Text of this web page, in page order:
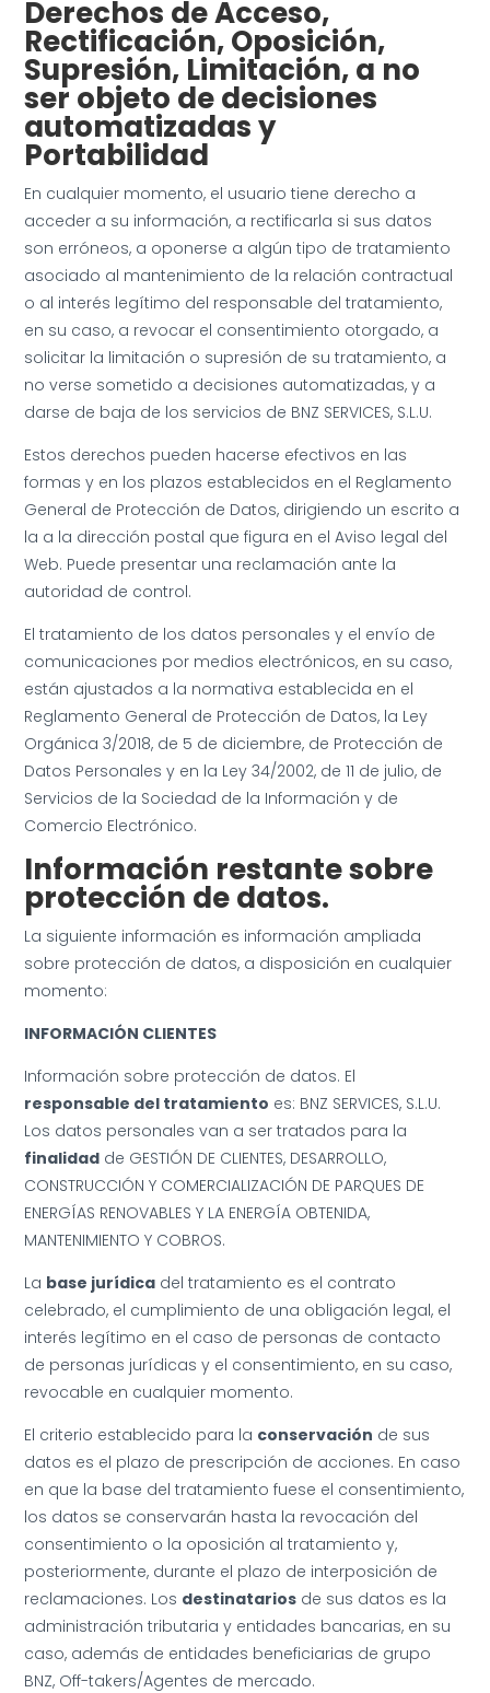
Derechos de Acceso,
Rectificación, Oposición,
Supresión, Limitación, a no
ser objeto de decisiones
automatizadas y
Portabilidad
En cualquier momento, el usuario tiene derecho a
acceder a su información, a rectificarla si sus datos
son erróneos, a oponerse a algún tipo de tratamiento
asociado al mantenimiento de la relación contractual
o al interés legítimo del responsable del tratamiento,
en su caso, a revocar el consentimiento otorgado, a
solicitar la limitación o supresión de su tratamiento, a
no verse sometido a decisiones automatizadas, y a
darse de baja de los servicios de BNZ SERVICES, S.L.U.
Estos derechos pueden hacerse efectivos en las
formas y en los plazos establecidos en el Reglamento
General de Protección de Datos, dirigiendo un escrito a
la a la dirección postal que figura en el Aviso legal del
Web. Puede presentar una reclamación ante la
autoridad de control.
El tratamiento de los datos personales y el envío de
comunicaciones por medios electrónicos, en su caso,
están ajustados a la normativa establecida en el
Reglamento General de Protección de Datos, la Ley
Orgánica 3/2018, de 5 de diciembre, de Protección de
Datos Personales y en la Ley 34/2002, de 11 de julio, de
Servicios de la Sociedad de la Información y de
Comercio Electrónico.
Información restantesobre
protección de datos.
La siguiente información es información ampliada
sobre protección de datos, a disposición en cualquier
momento:
INFORMACIÓN CLIENTES
Información sobre protección de datos. El
responsable del tratamiento es: BNZ SERVICES, S.L.U.
Los datos personales van a ser tratados para la
finalidad de GESTIÓN DE CLIENTES, DESARROLLO,
CONSTRUCCIÓN Y COMERCIALIZACIÓN DE PARQUES DE
ENERGÍAS RENOVABLES Y LA ENERGÍA OBTENIDA,
MANTENIMIENTO Y COBROS.
La base jurídica del tratamiento es el contrato
celebrado, el cumplimiento de una obligación legal, el
interés legítimo en el caso de personas de contacto
de personas jurídicas y el consentimiento, en su caso,
revocable en cualquier momento.
El criterio establecido para la conservación de sus
datos es el plazo de prescripción de acciones. En caso
en que la base del tratamiento fuese el consentimiento,
los datos se conservarán hasta la revocación del
consentimiento o la oposición al tratamiento y,
posteriormente, durante el plazo de interposición de
reclamaciones. Los destinatarios de sus datos es la
administración tributaria y entidades bancarias, en su
caso, además de entidades beneficiarias de grupo
BNZ, Off-takers/Agentes de mercado.